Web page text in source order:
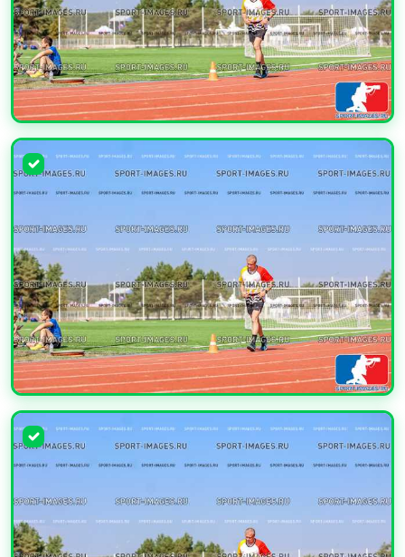
УВЕЛИЧИТЬ
УВЕЛИЧИТЬ